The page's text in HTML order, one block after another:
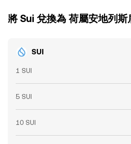
將 Sui 兌換為 荷屬安地列斯
SUI
1 SUI
5 SUI
10 SUI